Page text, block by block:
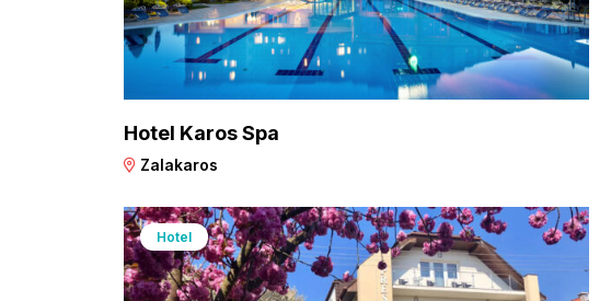
Hotel Karos Spa
Zalakaros
Hotel